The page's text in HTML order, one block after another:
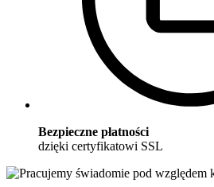
Bezpieczne płatności
dzięki certyfikatowi SSL